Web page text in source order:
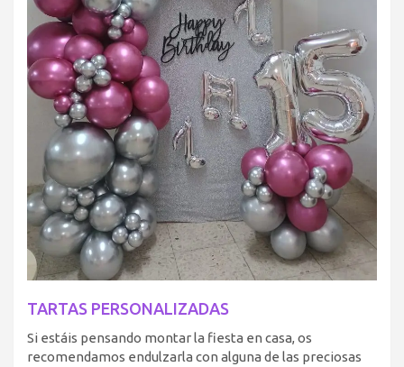
TARTAS PERSONALIZADAS
Si estáis pensando montar la fiesta en casa, os
recomendamos endulzarla con alguna de las preciosas